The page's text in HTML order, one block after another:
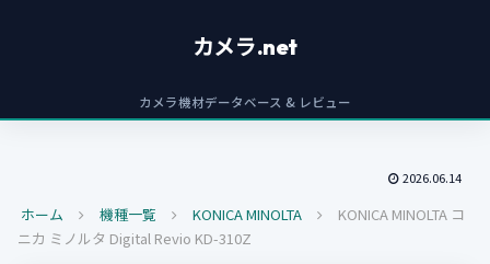
カメラ.net
カメラ機材データベース & レビュー
2026.06.14
ホーム 機種一覧 KONICA MINOLTA
KONICA MINOLTA コ
ニカ ミノルタ Digital Revio KD-310Z